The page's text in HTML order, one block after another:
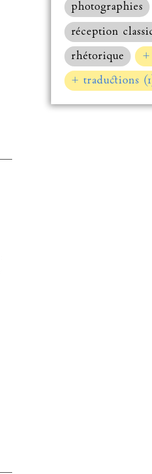
photographies
réception
rhétorique
+
+ traductions